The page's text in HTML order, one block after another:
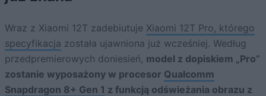
Wraz z Xiaomi 12T zadebiutuje Xiaomi 12T Pro, którego
specyfikacja została ujawniona już wcześniej. Według
przedpremierowych doniesień, model z dopiskiem „Pro”
zostanie wyposażony w procesor Qualcomm
Snapdragon 8+ Gen 1 z funkcją odświeżania obrazu z